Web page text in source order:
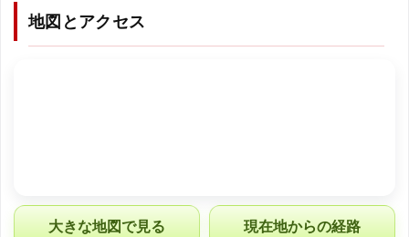
地図とアクセス
大きな地図で見る 現在地からの経路